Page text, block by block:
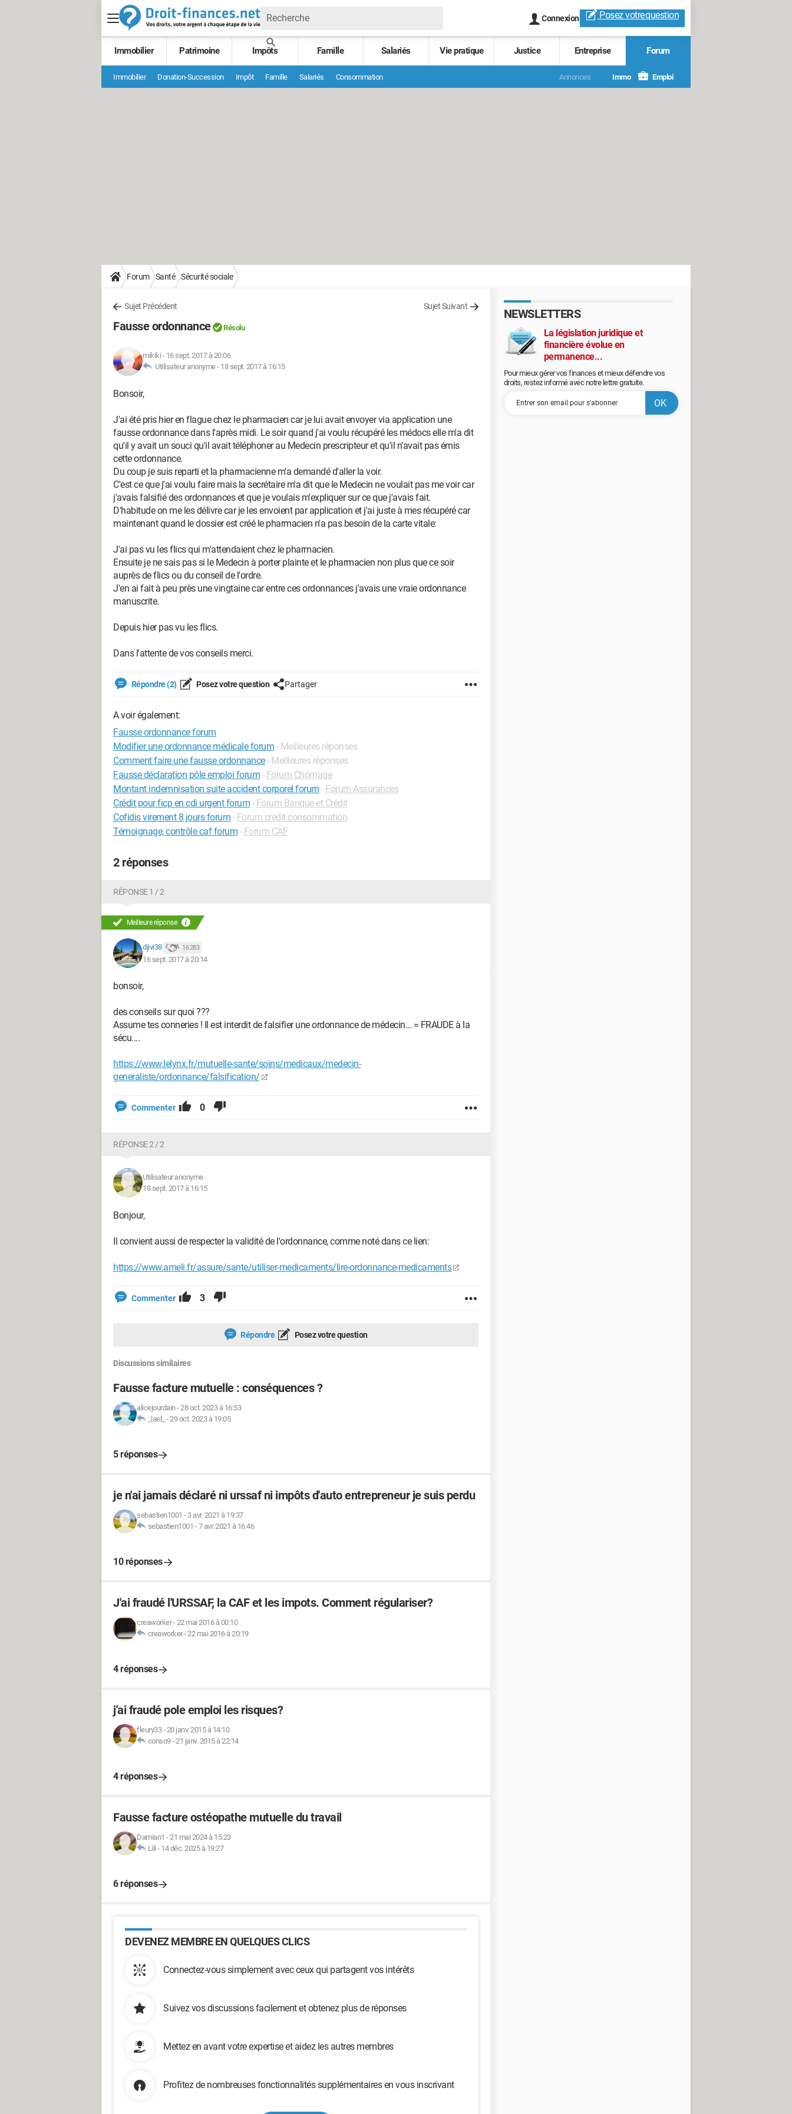
Connexion Posez votrequestion
Immobilier Patrimoine Impôts Famille Salariés Vie pratique Justice Entreprise Forum
Immobilier Donation-Succession Impôt Famille Salariés Consommation Annonces Immo Emploi
Forum Santé Sécurité sociale
Sujet Précédent Sujet Suivant
Fausse ordonnance Résolu
mikiki - 16 sept. 2017 à 20:06
Utilisateur anonyme - 18 sept. 2017 à 16:15
Bonsoir,
J'ai été pris hier en flague chez le pharmacien car je lui avait envoyer via application une
fausse ordonnance dans l'après midi. Le soir quand j'ai voulu récupéré les médocs elle m'a dit
qu'il y avait un souci qu'il avait téléphoner au Medecin prescripteur et qu'il n'avait pas émis
cette ordonnance.
Du coup je suis reparti et la pharmacienne m'a demandé d'aller la voir.
C'est ce que j'ai voulu faire mais la secrétaire m'a dit que le Medecin ne voulait pas me voir car
j'avais falsifié des ordonnances et que je voulais m'expliquer sur ce que j'avais fait.
D'habitude on me les délivre car je les envoient par application et j'ai juste à mes récupéré car
maintenant quand le dossier est créé le pharmacien n'a pas besoin de la carte vitale:
J'ai pas vu les flics qui m'attendaient chez le pharmacien.
Ensuite je ne sais pas si le Medecin à porter plainte et le pharmacien non plus que ce soir
auprès de flics ou du conseil de l'ordre.
J'en ai fait à peu près une vingtaine car entre ces ordonnances j'avais une vraie ordonnance
manuscrite.
Depuis hier pas vu les flics.
Dans l'attente de vos conseils merci.
Répondre (2) Posez votre question Partager
A voir également:
Fausse ordonnance forum
Modifier une ordonnance médicale forum - Meilleures réponses
Comment faire une fausse ordonnance- Meilleures réponses
Fausse déclaration pôle emploi forum - Forum Chômage
Montant indemnisation suite accident corporel forum - Forum Assurances
Crédit pour ficp en cdi urgent forum - Forum Banque et Crédit
Cofidis virement 8 jours forum - Forum crédit consommation
Témoignage, contrôle caf forum - Forum CAF
2 réponses
RÉPONSE 1 / 2
Meilleure réponse
djivi38 16 283
16 sept. 2017 à 20:14
bonsoir,
des conseils sur quoi ???
Assume tes conneries ! Il est interdit de falsifier une ordonnance de médecin... = FRAUDE à la
sécu....
https://www.lelynx.fr/mutuelle-sante/soins/medicaux/medecin-
generaliste/ordonnance/falsification/
Commenter 0
RÉPONSE 2 / 2
Utilisateur anonyme
18 sept. 2017 à 16:15
Bonjour,
Il convient aussi de respecter la validité de l'ordonnance, comme noté dans ce lien:
https://www.ameli.fr/assure/sante/utiliser-medicaments/lire-ordonnance-medicaments
Commenter 3
Répondre Posez votre question
Discussions similaires
Fausse facture mutuelle : conséquences ?
alicejourdain-28 oct. 2023 à 16:53
_lael_
-29 oct. 2023 à 19:05
5 réponses
je n'ai jamais déclaré ni urssaf ni impôts d'auto entrepreneur je suis perdu
sebastien1001 - 3 avr. 2021 à 19:37
sebastien1001 -7 avr. 2021 à 16:46
10 réponses
J'ai fraudé l'URSSAF, la CAF et les impots. Comment régulariser?
creaworker-22 mai 2016 à 00:10
creaworker-22 mai 2016 à 20:19
4 réponses
j'ai fraudé pole emploi les risques?
fleury33-20 janv. 2015 à 14:10
conso9-21 janv. 2015 à 22:14
4 réponses
Fausse facture ostéopathe mutuelle du travail
Damian1 -21 mai 2024 à 15:23
Lili - 14 déc. 2025 à 19:27
6 réponses
DEVENEZ MEMBRE EN QUELQUES CLICS
Connectez-vous simplement avec ceux qui partagent vos intérêts
Suivez vos discussions facilement et obtenez plus de réponses
Mettez en avant votre expertise et aidez les autres membres
Profitez de nombreuses fonctionnalités supplémentaires en vous inscrivant
NEWSLETTERS
La législation juridique et
financière évolue en
permanence...
Pour mieux gérer vos finances et mieux défendre vos
droits, restez informé avec notre lettre gratuite.